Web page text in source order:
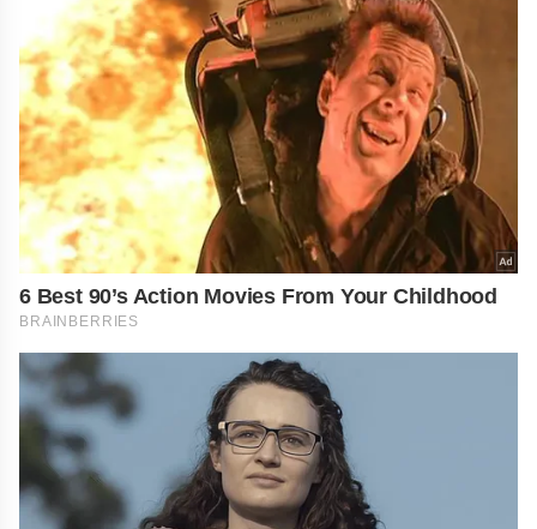
6 Best 90’s Action Movies From Your Childhood
BRAINBERRIES